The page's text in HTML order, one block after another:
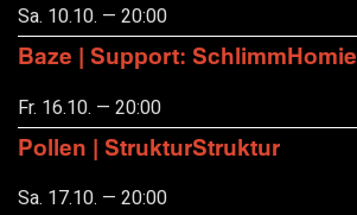
Sa. 10.10. — 20:00
Baze | Support: SchlimmHomie
Fr. 16.10. — 20:00
Pollen | StrukturStruktur
Sa. 17.10. — 20:00